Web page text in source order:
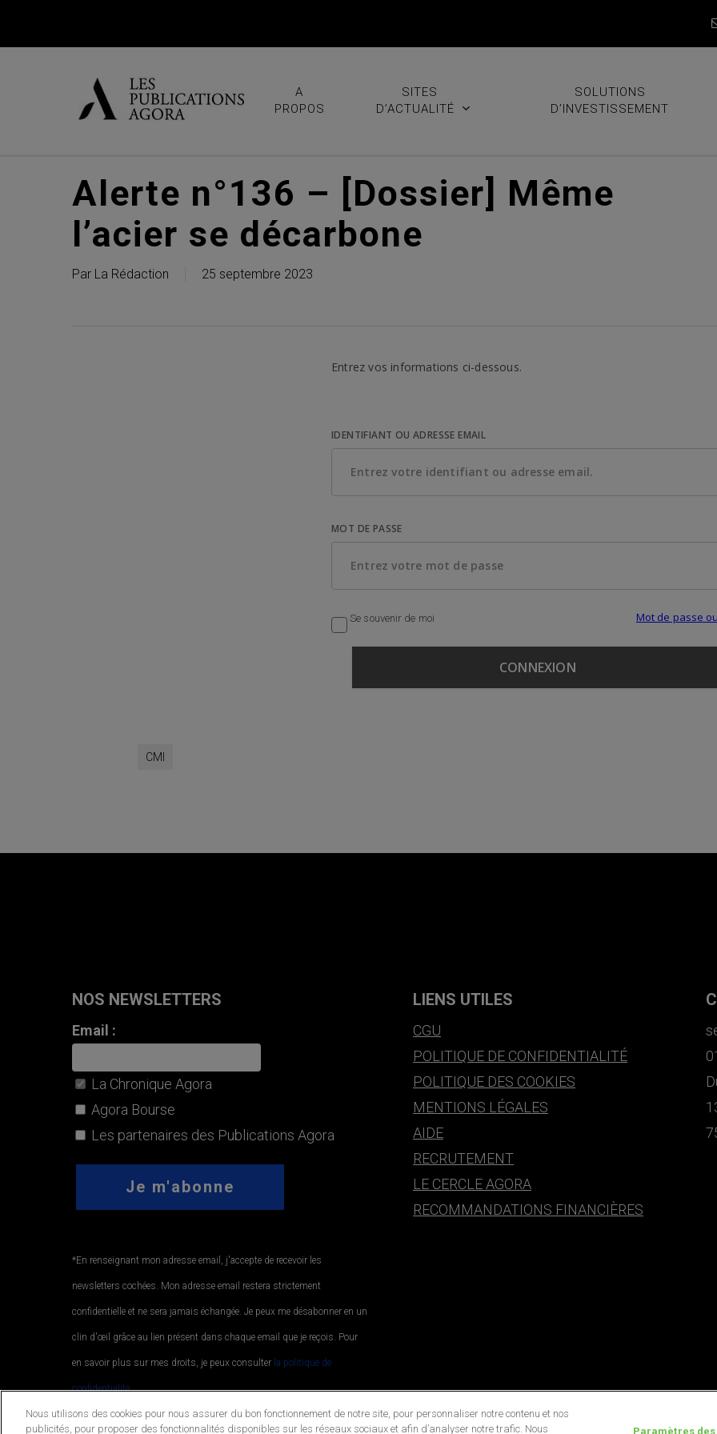
A
PROPOS
SITES
D’ACTUALITÉ
SOLUTIONS
D’INVESTISSEMENT
Alerte n°136 – [Dossier] Même
l’acier se décarbone
Par La Rédaction 25 septembre 2023
Entrez vos informations ci-dessous.
IDENTIFIANT OU ADRESSE EMAIL
MOT DE PASSE
Se souvenir de moi Mot de passe
CMI
NOS NEWSLETTERS
Email :
La Chronique Agora
Agora Bourse
Les partenaires des Publications Agora
*En renseignant mon adresse email, j'accepte de recevoir les
newsletters cochées. Mon adresse email restera strictement
confidentielle et ne sera jamais échangée. Je peux me désabonner en un
clin d'œil grâce au lien présent dans chaque email que je reçois. Pour
en savoir plus sur mes droits, je peux consulter la politique de
confidentialité..
LIENS UTILES
CGU
POLITIQUE DE CONFIDENTIALITÉ
POLITIQUE DES COOKIES
MENTIONS LÉGALES
AIDE
RECRUTEMENT
LE CERCLE AGORA
RECOMMANDATIONS FINANCIÈRES
Nous utilisons des cookies pour nous assurer du bon fonctionnement de notre site, pour personnaliser notre contenu et nos
publicités, pour proposer des fonctionnalités disponibles sur les réseaux sociaux et afin d’analyser notre trafic. Nous
Paramètres